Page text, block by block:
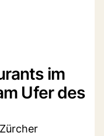
im
Ufer des